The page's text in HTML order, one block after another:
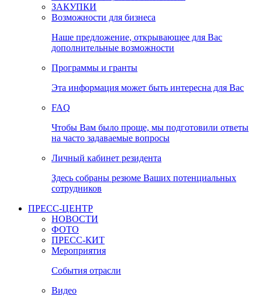
ЗАКУПКИ
Возможности для бизнеса
Наше предложение, открывающее для Вас
дополнительные возможности
Программы и гранты
Эта информация может быть интересна для Вас
FAQ
Чтобы Вам было проще, мы подготовили ответы
на часто задаваемые вопросы
Личный кабинет резидента
Здесь собраны резюме Ваших потенциальных
сотрудников
ПРЕСС-ЦЕНТР
НОВОСТИ
ФОТО
ПРЕСС-КИТ
Мероприятия
События отрасли
Видео